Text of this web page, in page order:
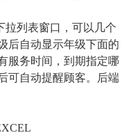
拉列表窗口，可以几个
后自动显示年级下面的
服务时间，到期指定哪
可自动提醒顾客。后端